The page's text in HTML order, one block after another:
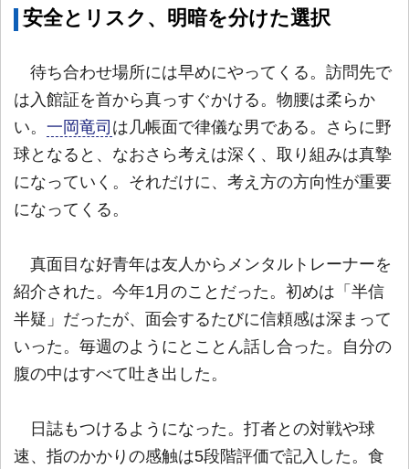
安全とリスク、明暗を分けた選択
待ち合わせ場所には早めにやってくる。訪問先で
は入館証を首から真っすぐかける。物腰は柔らか
い。 一岡竜司 は几帳面で律儀な男である。さらに野
球となると、なおさら考えは深く、取り組みは真摯
になっていく。それだけに、考え方の方向性が重要
になってくる。
真面目な好青年は友人からメンタルトレーナーを
紹介された。今年1月のことだった。初めは「半信
半疑」だったが、面会するたびに信頼感は深まって
いった。毎週のようにとことん話し合った。自分の
腹の中はすべて吐き出した。
日誌もつけるようになった。打者との対戦や球
速、指のかかりの感触は5段階評価で記入した。食